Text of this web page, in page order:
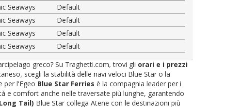
Seaways
Default
Seaways
Default
Seaways
Default
Seaways
Default
greco? Su Traghetti.com, trovi gli orari e i prezzi
scegli la stabilità delle navi veloci Blue Star o la
per l'Egeo Blue Star Ferries è la compagnia leader per i
e comfort anche nelle traversate più lunghe, garantendo
Tail) Blue Star collega Atene con le destinazioni più